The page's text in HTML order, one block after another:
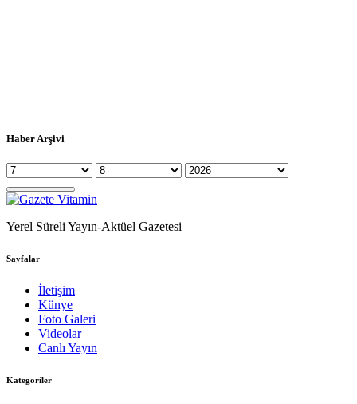
Haber Arşivi
Yerel Süreli Yayın-Aktüel Gazetesi
Sayfalar
İletişim
Künye
Foto Galeri
Videolar
Canlı Yayın
Kategoriler